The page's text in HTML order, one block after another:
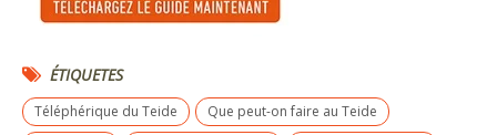
ÉTIQUETES
Téléphérique du Teide
Que peut-on faire au Teide